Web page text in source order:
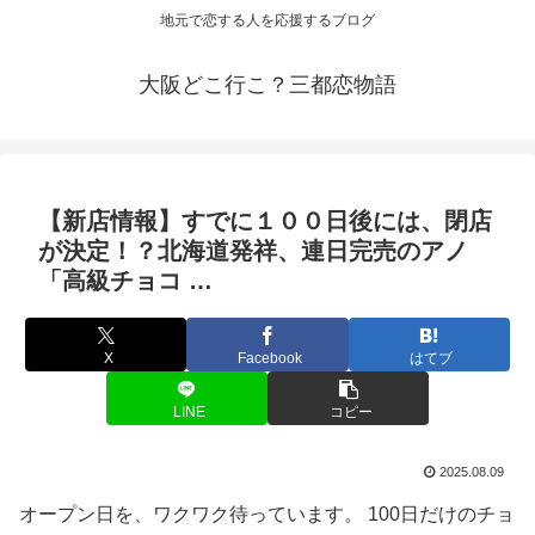
地元で恋する人を応援するブログ
大阪どこ行こ？三都恋物語
【新店情報】すでに１００日後には、閉店
が決定！？北海道発祥、連日完売のアノ
「高級チョコ …
X Facebook はてブ
LINE コピー
2025.08.09
オープン日を、ワクワク待っています。 100日だけのチョ